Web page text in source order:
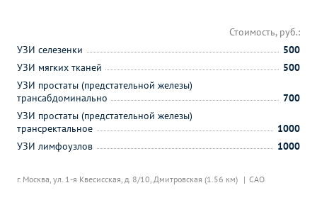
г. Москва, ул. 1-я Квесисская, д. 8/10, Дмитровская (1.56 км) САО
Стоимость, руб.:
УЗИ селезенки
500
УЗИ мягких тканей
500
УЗИ простаты (предстательной железы)
трансабдоминально
700
УЗИ простаты (предстательной железы)
трансректальное
1000
УЗИ лимфоузлов
1000